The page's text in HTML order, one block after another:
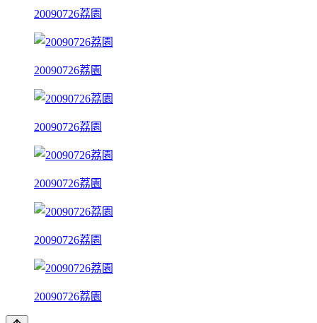
20090726荔園
20090726荔園
20090726荔園
20090726荔園
20090726荔園
20090726荔園